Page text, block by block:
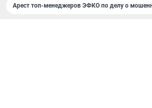
Арест топ-менеджеров ЭФКО по делу о